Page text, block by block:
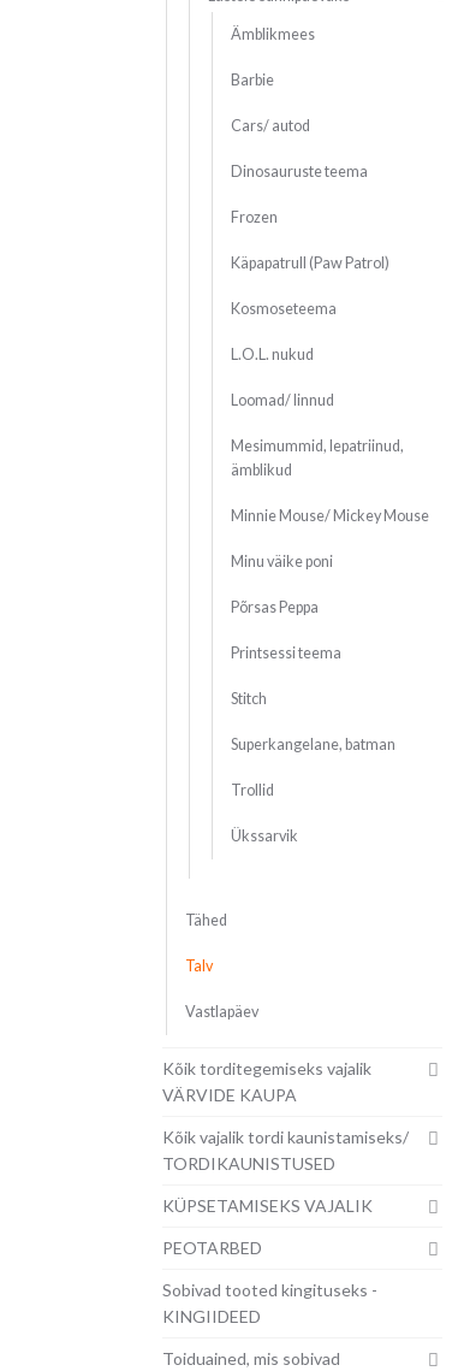
Ämblikmees
Barbie
Cars/ autod
Dinosauruste teema
Frozen
Käpapatrull (Paw Patrol)
Kosmoseteema
L.O.L. nukud
Loomad/ linnud
Mesimummid, lepatriinud,
ämblikud
Minnie Mouse/ Mickey Mouse
Minu väike poni
Põrsas Peppa
Printsessi teema
Stitch
Superkangelane, batman
Trollid
Ükssarvik
Tähed
Talv
Vastlapäev
Kõik torditegemiseks vajalik
VÄRVIDE KAUPA
Kõik vajalik tordi kaunistamiseks/
TORDIKAUNISTUSED
KÜPSETAMISEKS VAJALIK
PEOTARBED
Sobivad tooted kingituseks -
KINGIIDEED
Toiduained, mis sobivad